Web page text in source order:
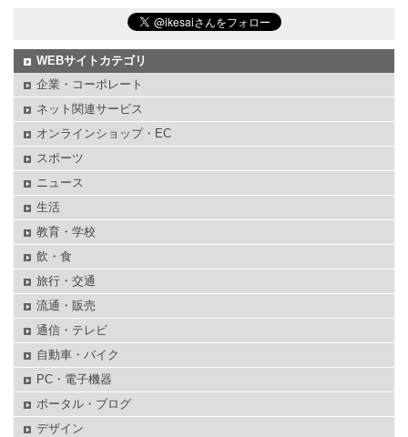
WEBサイトカテゴリ
企業・コーポレート
ネット関連サービス
オンラインショップ・EC
スポーツ
ニュース
生活
教育・学校
飲・食
旅行・交通
流通・販売
通信・テレビ
自動車・バイク
PC・電子機器
ポータル・ブログ
デザイン